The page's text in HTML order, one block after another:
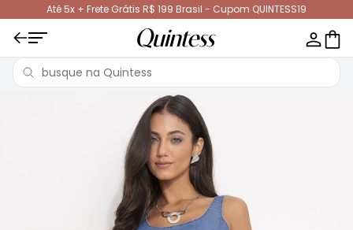
Até 5x + Frete Grátis R$ 199 Brasil - Cupom QUINTESS19